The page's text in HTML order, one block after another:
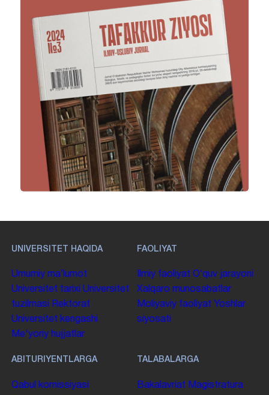
UNIVERSITET HAQIDA
Umumiy maʼlumot
Universitet tarixi Universitet
tuzilmasi
Rektorat
Universitet kengashi
Me'yoriy hujjatlar
FAOLIYAT
Ilmiy faoliyat Oʻquv jarayoni
Xalqaro munosabatlar
Moliyaviy faoliyat Yoshlar
siyosati
ABITURIYENTLARGA
Qabul komissiyasi
TALABALARGA
Bakalavriat Magistratura